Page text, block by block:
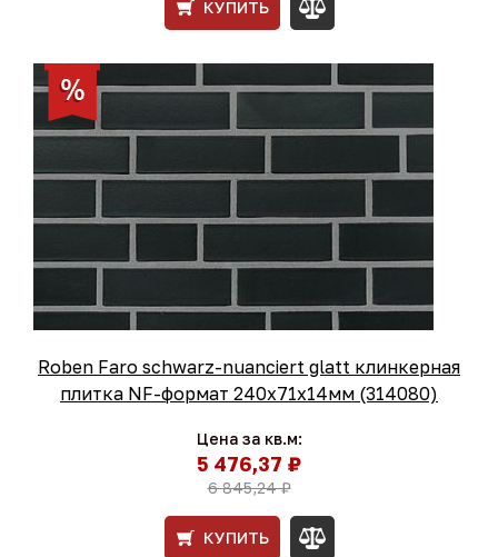
КУПИТЬ
Roben Faro schwarz-nuanciert glatt клинкерная
плитка NF-формат 240x71x14мм (314080)
Цена за кв.м:
5 476,37 ₽
6 845,24 ₽
КУПИТЬ